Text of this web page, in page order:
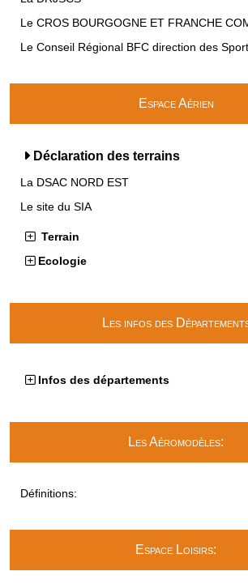
Le CROS BOURGOGNE ET FRANCHE
Le Conseil Régional BFC direction des
Espace Aérien
Déclaration des terrains
La DSAC NORD EST
Le site du SIA
Terrain
Ecologie
Les infos des
Infos des départements
Les Aéromodèles:
Définitions:
Espace Loisirs: